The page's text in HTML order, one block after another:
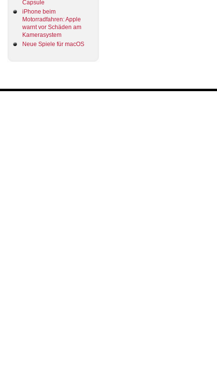
Capsule
iPhone beim
Motorradfahren: Apple
warnt vor Schäden am
Kamerasystem
Neue Spiele für macOS